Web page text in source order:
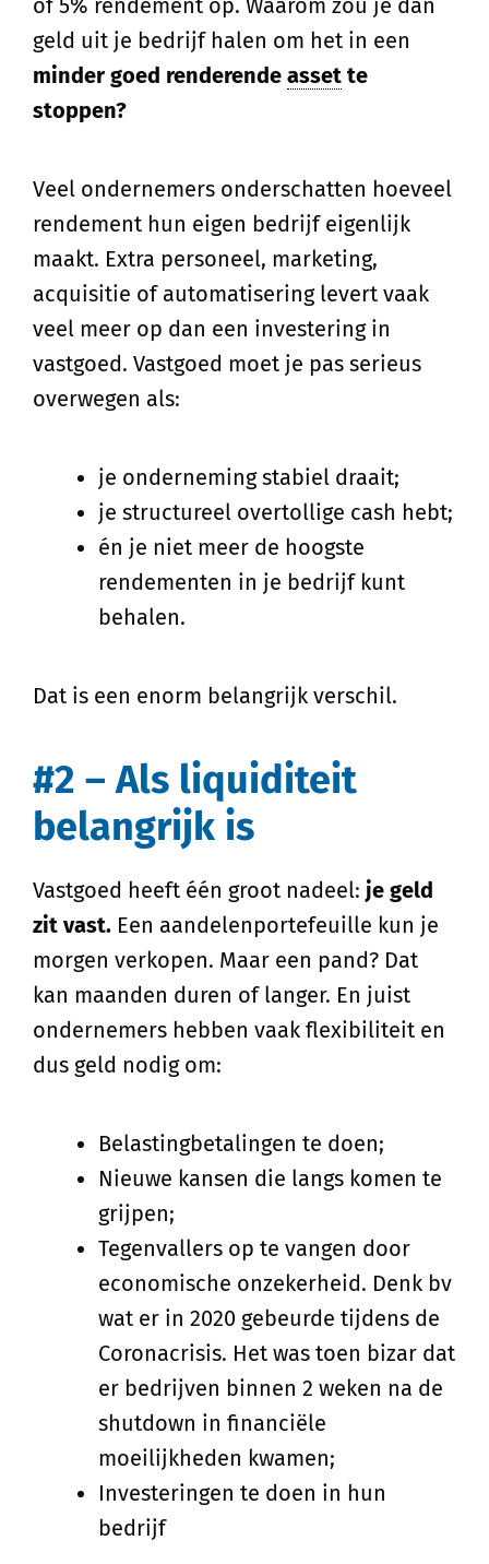
geld uit je bedrijf halen om het in een
minder goed renderende asset te
stoppen?
Veel ondernemers onderschatten hoeveel
rendement hun eigen bedrijf eigenlijk
maakt. Extra personeel, marketing,
acquisitie of automatisering levert vaak
veel meer op dan een investering in
vastgoed. Vastgoed moet je pas serieus
overwegen als:
je onderneming stabiel draait;
je structureel overtollige cash hebt;
én je niet meer de hoogste
rendementen in je bedrijf kunt
behalen.
Dat is een enorm belangrijk verschil.
#2 – Als liquiditeit
belangrijk is
Vastgoed heeft één groot nadeel: je geld
zit vast. Een aandelenportefeuille kun je
morgen verkopen. Maar een pand? Dat
kan maanden duren of langer. En juist
ondernemers hebben vaak flexibiliteit en
dus geld nodig om:
Belastingbetalingen te doen;
Nieuwe kansen die langs komen te
grijpen;
Tegenvallers op te vangen door
economische onzekerheid. Denk bv
wat er in 2020 gebeurde tijdens de
Coronacrisis. Het was toen bizar dat
er bedrijven binnen 2 weken na de
shutdown in financiële
moeilijkheden kwamen;
Investeringen te doen in hun
bedrijf